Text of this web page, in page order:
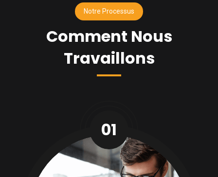
Notre Processus
Comment Nous
Travaillons
01